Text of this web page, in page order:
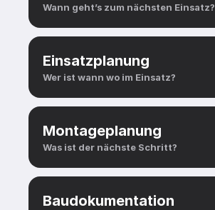
Wann geht’s zum nächsten Einsatz?
Einsatzplanung
Wer ist wann wo im Einsatz?
Montageplanung
Was ist der nächste Schritt?
Baudokumentation